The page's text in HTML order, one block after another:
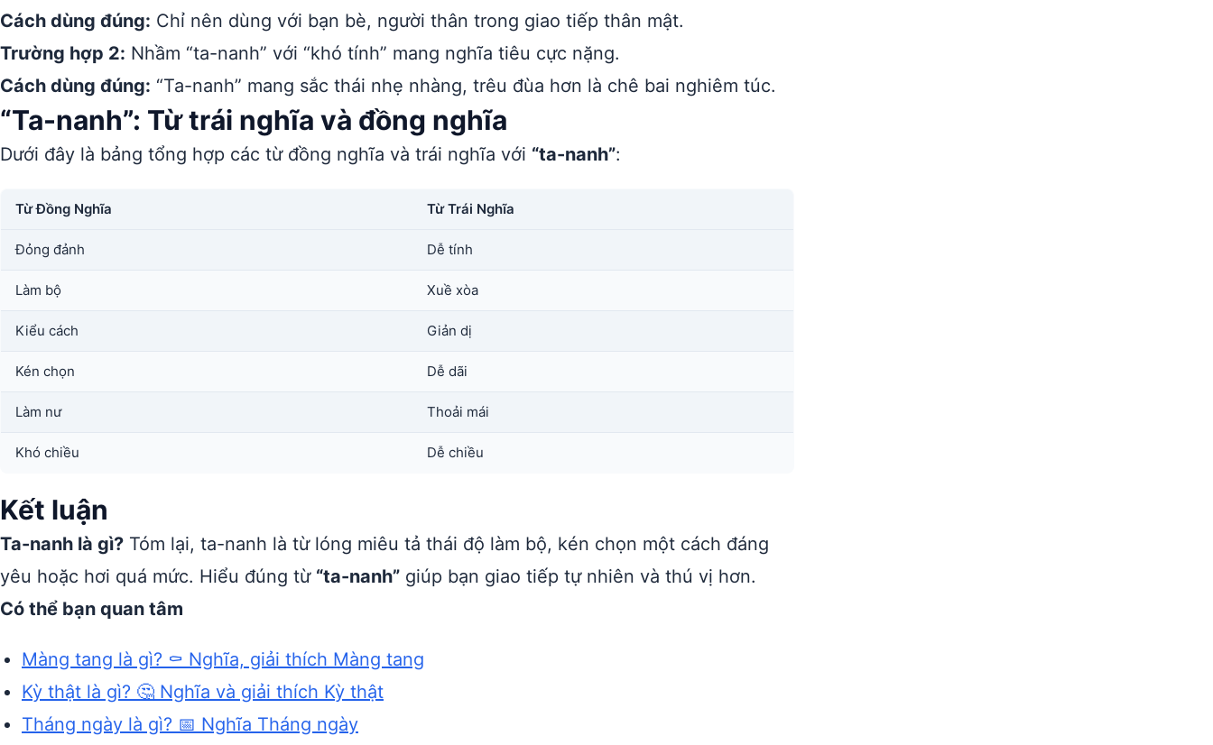
Cách dùng đúng: Chỉ nên dùng với bạn bè, người thân trong giao tiếp thân mật.
Trường hợp 2: Nhầm “ta-nanh” với “khó tính” mang nghĩa tiêu cực nặng.
Cách dùng đúng: “Ta-nanh” mang sắc thái nhẹ nhàng, trêu đùa hơn là chê bai nghiêm túc.
“Ta-nanh”: Từ trái nghĩa và đồng nghĩa
Dưới đây là bảng tổng hợp các từ đồng nghĩa và trái nghĩa với “ta-nanh”:
Từ Đồng Nghĩa Từ Trái Nghĩa
Đỏng đảnh Dễ tính
Làm bộ Xuề xòa
Kiểu cách Giản dị
Kén chọn Dễ dãi
Làm nư Thoải mái
Khó chiều Dễ chiều
Kết luận
Ta-nanh là gì? Tóm lại, ta-nanh là từ lóng miêu tả thái độ làm bộ, kén chọn một cách đáng
yêu hoặc hơi quá mức. Hiểu đúng từ “ta-nanh” giúp bạn giao tiếp tự nhiên và thú vị hơn.
Có thể bạn quan tâm
Màng tang là gì? ⚰️ Nghĩa, giải thích Màng tang
Kỳ thật là gì? 🤔 Nghĩa và giải thích Kỳ thật
Tháng ngày là gì? 📅 Nghĩa Tháng ngày